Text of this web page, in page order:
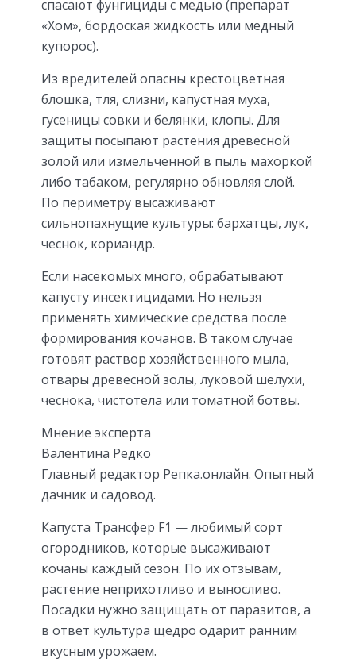
спасают фунгициды с медью (препарат
«Хом», бордоская жидкость или медный
купорос).
Из вредителей опасны крестоцветная
блошка, тля, слизни, капустная муха,
гусеницы совки и белянки, клопы. Для
защиты посыпают растения древесной
золой или измельченной в пыль махоркой
либо табаком, регулярно обновляя слой.
По периметру высаживают
сильнопахнущие культуры: бархатцы, лук,
чеснок, кориандр.
Если насекомых много, обрабатывают
капусту инсектицидами. Но нельзя
применять химические средства после
формирования кочанов. В таком случае
готовят раствор хозяйственного мыла,
отвары древесной золы, луковой шелухи,
чеснока, чистотела или томатной ботвы.
Мнение эксперта
Валентина Редко
Главный редактор Репка.онлайн. Опытный
дачник и садовод.
Капуста Трансфер F1 — любимый сорт
огородников, которые высаживают
кочаны каждый сезон. По их отзывам,
растение неприхотливо и выносливо.
Посадки нужно защищать от паразитов, а
в ответ культура щедро одарит ранним
вкусным урожаем.